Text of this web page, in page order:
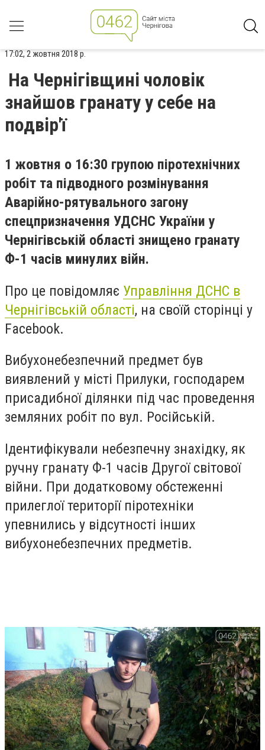
17:02, 2 жовтня 2018 р.
На Чернігівщині чоловік
знайшов гранату у себе на
подвір'ї
1 жовтня о 16:30 групою піротехнічних
робіт та підводного розмінування
Аварійно-рятувального загону
спецпризначення УДСНС України у
Чернігівській області знищено гранату
Ф-1 часів минулих війн.
Про це повідомляє Управління ДСНС в
Чернігівській області, на своїй сторінці у
Facebook.
Вибухонебезпечний предмет був
виявлений у місті Прилуки, господарем
присадибної ділянки під час проведення
земляних робіт по вул. Російській.
Ідентифікували небезпечну знахідку, як
ручну гранату Ф-1 часів Другої світової
війни. При додатковому обстеженні
прилеглої території піротехніки
упевнились у відсутності інших
вибухонебезпечних предметів.